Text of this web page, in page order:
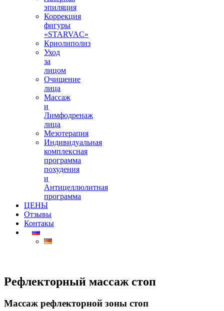
эпиляция
Коррекция
фигуры
«STARVAС»
Криолиполиз
Уход
за
лицом
Очищение
лица
Массаж
и
Лимфодренаж
лица
Мезотерапия
Индивидуальная
комплексная
программа
похудения
и
Антицеллюлитная
программа
ЦЕНЫ
Отзывы
Контакы
Рефлекторный массаж стоп
Массаж рефлекторной зоны стоп